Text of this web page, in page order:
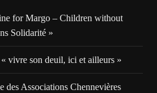
for Margo – Children without
Solidarité »
vivre son deuil, ici et ailleurs »
des Associations Chennevières